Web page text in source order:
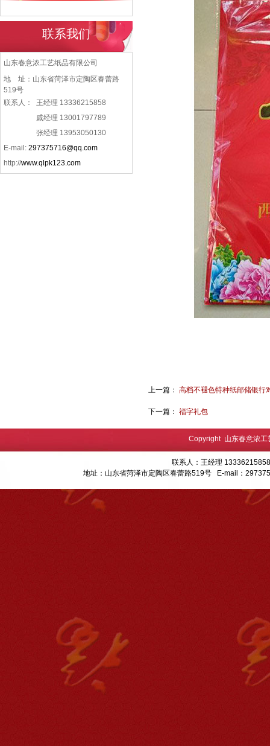
联系我们
山东春意浓工艺纸品有限公司
地 址：山东省菏泽市定陶区春蕾路
519号
联系人：
王经理 13336215858
戚经理 13001797789
张经理 13953050130
E-mail:297375716@qq.com
http://www.qlpk123.com
上一篇： 高档不褪色特种纸邮储银行
下一篇： 福字礼包
Copyright 山东春意浓
联系人：王经理
地址：山东省菏泽市定陶区春蕾路519号 E-mail：